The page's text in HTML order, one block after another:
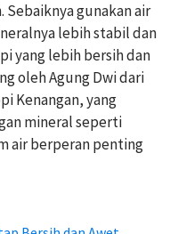
Sebaiknya gunakan air
lebih stabil dan
yang lebih bersih dan
oleh Agung Dwi dari
Kenangan, yang
mineral seperti
air berperan penting